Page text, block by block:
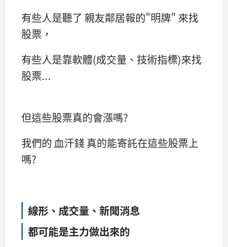
有些人是聽了 親友鄰居報的"明牌" 來找
股票，
有些人是靠軟體(成交量、技術指標)來找
股票...
但這些股票真的會漲嗎?
我們的 血汗錢 真的能寄託在這些股票上
嗎?
線形、成交量、新聞消息
都可能是主力做出來的